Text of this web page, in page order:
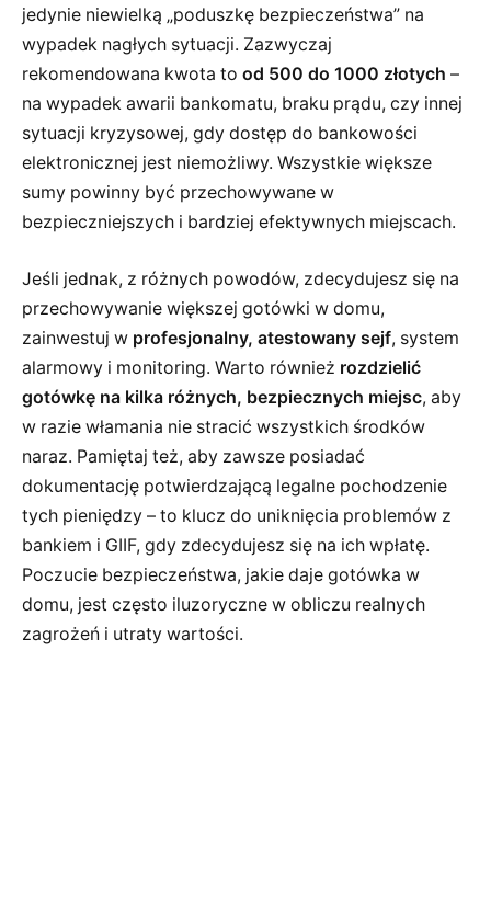
jedynie niewielką „poduszkę bezpieczeństwa” na
wypadek nagłych sytuacji. Zazwyczaj
rekomendowana kwota to od 500 do 1000 złotych –
na wypadek awarii bankomatu, braku prądu, czy innej
sytuacji kryzysowej, gdy dostęp do bankowości
elektronicznej jest niemożliwy. Wszystkie większe
sumy powinny być przechowywane w
bezpieczniejszych i bardziej efektywnych miejscach.
Jeśli jednak, z różnych powodów, zdecydujesz się na
przechowywanie większej gotówki w domu,
zainwestuj w profesjonalny, atestowany sejf, system
alarmowy i monitoring. Warto również rozdzielić
gotówkę na kilka różnych, bezpiecznych miejsc, aby
w razie włamania nie stracić wszystkich środków
naraz. Pamiętaj też, aby zawsze posiadać
dokumentację potwierdzającą legalne pochodzenie
tych pieniędzy – to klucz do uniknięcia problemów z
bankiem i GIIF, gdy zdecydujesz się na ich wpłatę.
Poczucie bezpieczeństwa, jakie daje gotówka w
domu, jest często iluzoryczne w obliczu realnych
zagrożeń i utraty wartości.